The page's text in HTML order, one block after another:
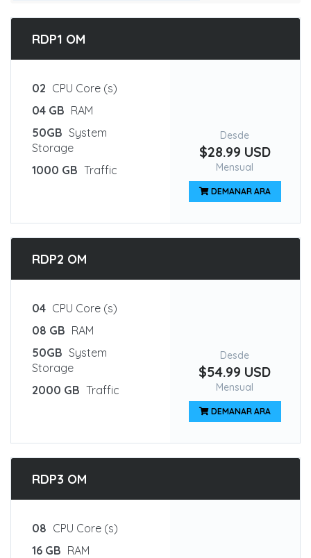
RDP1 OM
02 CPU Core (s)
04 GB RAM
50GB System
Storage
1000 GB Traffic
Desde
$28.99 USD
Mensual
DEMANAR ARA
RDP2 OM
04 CPU Core (s)
08 GB RAM
50GB System
Storage
2000 GB Traffic
Desde
$54.99 USD
Mensual
DEMANAR ARA
RDP3 OM
08 CPU Core (s)
16 GB RAM